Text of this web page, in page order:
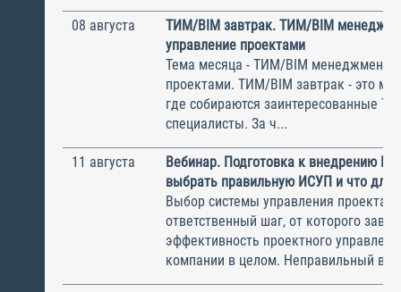
08 августа
ТИМ/BIM завтрак. ТИМ/BIM
управление проектами
Тема месяца - ТИМ/BIM менеджмент и
проектами. ТИМ/BIM завтрак - это
где собираются заинтересованные
специалисты. За ч...
11 августа
Вебинар. Подготовка к внедрению
выбрать правильную ИСУП и что для
Выбор системы управления
ответственный шаг, от которого
эффективность проектного
компании в целом. Неправильный